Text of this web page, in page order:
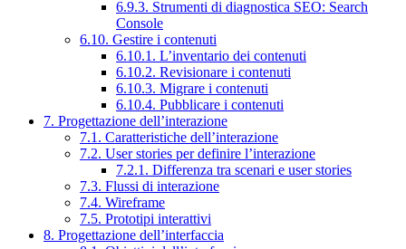
6.9.3. Strumenti di diagnostica SEO: Search
Console
6.10. Gestire i contenuti
6.10.1. L’inventario dei contenuti
6.10.2. Revisionare i contenuti
6.10.3. Migrare i contenuti
6.10.4. Pubblicare i contenuti
7. Progettazione dell’interazione
7.1. Caratteristiche dell’interazione
7.2. User stories per definire l’interazione
7.2.1. Differenza tra scenari e user stories
7.3. Flussi di interazione
7.4. Wireframe
7.5. Prototipi interattivi
8. Progettazione dell’interfaccia